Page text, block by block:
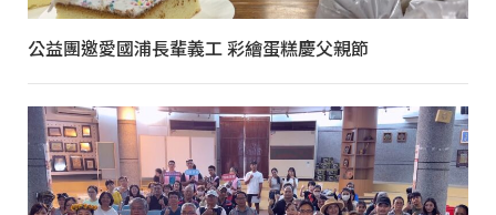
公益團邀愛國浦長輩義工 彩繪蛋糕慶父親節